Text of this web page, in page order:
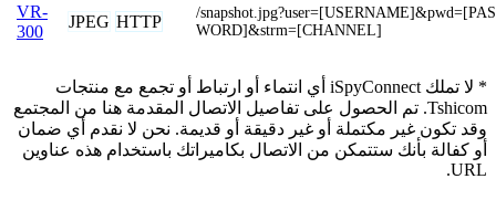
VR-
300
JPEG HTTP
/
WORD]&strm=[CHANNEL]
* لا تملك iSpyConnect أي انتماء أو ارتباط أو تجمع مع منتجات
Tshicom. تم الحصول على تفاصيل الاتصال المقدمة هنا من المجتمع
وقد تكون غير مكتملة أو غير دقيقة أو قديمة. نحن لا نقدم أي ضمان
أو كفالة بأنك ستتمكن من الاتصال بكاميراتك باستخدام هذه عناوين
URL.